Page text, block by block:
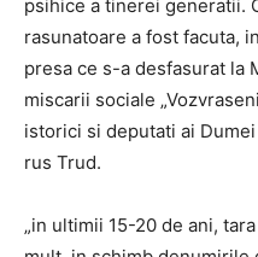
psihice a tinerei generatii.
rasunatoare a fost facuta,
presa ce s-a desfasurat la
miscarii sociale
istorici si deputati ai
rus Trud.
„in ultimii 15-20 de ani,